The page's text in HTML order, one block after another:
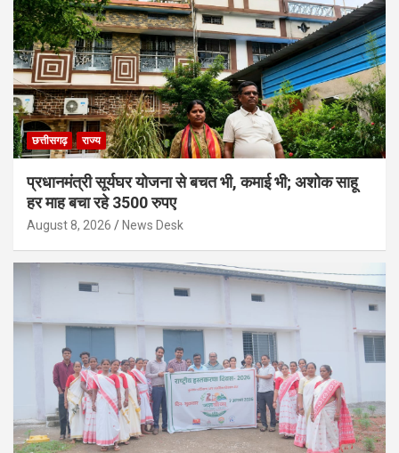
छत्तीसगढ़ राज्य
प्रधानमंत्री सूर्यघर योजना से बचत भी, कमाई भी; अशोक साहू
हर माह बचा रहे 3500 रुपए
August 8, 2026 News Desk